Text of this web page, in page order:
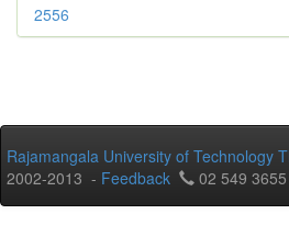
2556
Rajamangala University of Technology
2002-2013 - Feedback 02 549 3655